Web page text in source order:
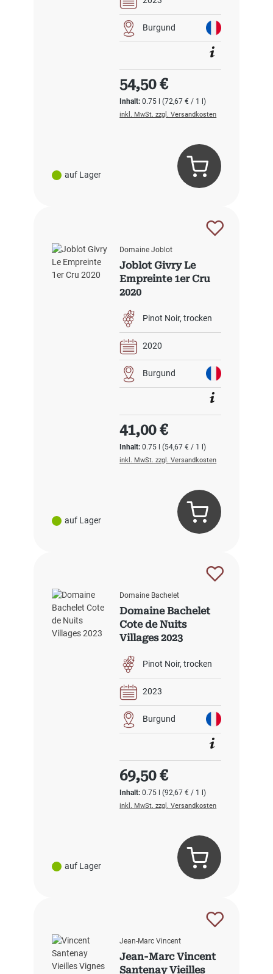
auf Lager
Burgund
Inhalt:0.75 l(72,67 € / 1 l)
Regulärer Preis:
54,50 €
inkl. MwSt. zzgl. Versandkosten
auf Lager
Domaine Joblot
Joblot Givry Le
Empreinte 1er Cru
2020
Pinot Noir trocken
2020
Burgund
Inhalt:0.75 l(54,67 € / 1 l)
Regulärer Preis:
41,00 €
inkl. MwSt. zzgl. Versandkosten
auf Lager
Domaine Bachelet
Domaine Bachelet
Cote de Nuits
Villages 2023
Pinot Noir trocken
2023
Burgund
Inhalt:0.75 l(92,67 € / 1 l)
Regulärer Preis:
69,50 €
inkl. MwSt. zzgl. Versandkosten
Jean-Marc Vincent
Jean-Marc Vincent
Santenay Vieilles